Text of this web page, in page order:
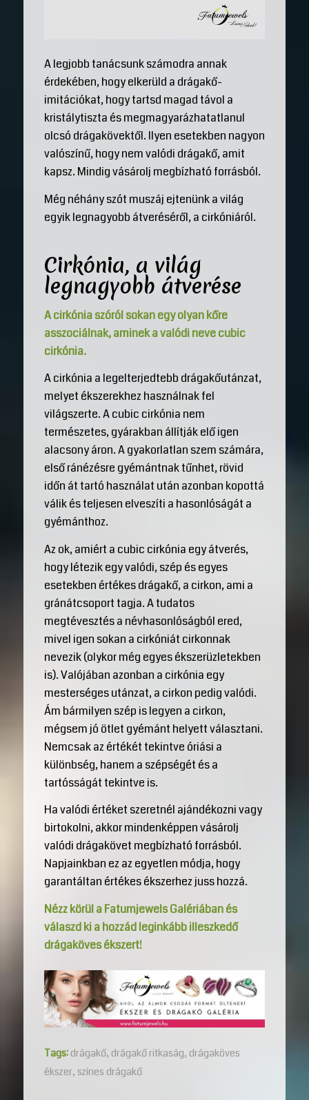
A legjobb tanácsunk számodra annak
érdekében, hogy elkerüld a drágakő-
imitációkat, hogy tartsd magad távol a
kristálytiszta és megmagyarázhatatlanul
olcsó drágakövektől. Ilyen esetekben nagyon
valószínű, hogy nem valódi drágakő, amit
kapsz. Mindig vásárolj megbízható forrásból.
Még néhány szót muszáj ejtenünk a világ
egyik legnagyobb átveréséről, a cirkóniáról.
Cirkónia, a világ
legnagyobb átverése
A cirkónia szóról sokan egy olyan kőre
asszociálnak, aminek a valódi neve cubic
cirkónia.
A cirkónia a legelterjedtebb drágakőutánzat,
melyet ékszerekhez használnak fel
világszerte. A cubic cirkónia nem
természetes, gyárakban állítják elő igen
alacsony áron. A gyakorlatlan szem számára,
első ránézésre gyémántnak tűnhet, rövid
időn át tartó használat után azonban kopottá
válik és teljesen elveszíti a hasonlóságát a
gyémánthoz.
Az ok, amiért a cubic cirkónia egy átverés,
hogy létezik egy valódi, szép és egyes
esetekben értékes drágakő, a cirkon, ami a
gránátcsoport tagja. A tudatos
megtévesztés a névhasonlóságból ered,
mivel igen sokan a cirkóniát cirkonnak
nevezik (olykor még egyes ékszerüzletekben
is). Valójában azonban a cirkónia egy
mesterséges utánzat, a cirkon pedig valódi.
Ám bármilyen szép is legyen a cirkon,
mégsem jó ötlet gyémánt helyett választani.
Nemcsak az értékét tekintve óriási a
különbség, hanem a szépségét és a
tartósságát tekintve is.
Ha valódi értéket szeretnél ajándékozni vagy
birtokolni, akkor mindenképpen vásárolj
valódi drágakövet megbízható forrásból.
Napjainkban ez az egyetlen módja, hogy
garantáltan értékes ékszerhez juss hozzá.
Nézz körül a Fatumjewels Galériában és
válaszd ki a hozzád leginkább illeszkedő
drágaköves ékszert!
Tags: drágakő, drágakő ritkaság, drágaköves
ékszer, színes drágakő